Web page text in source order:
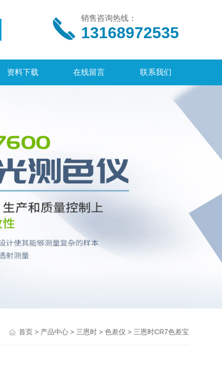
销售咨询热线：
13168972535
资料下载 在线留言 联系我们
首页> 产品中心> 三恩时> 色差仪 > 三恩时CR7色差宝